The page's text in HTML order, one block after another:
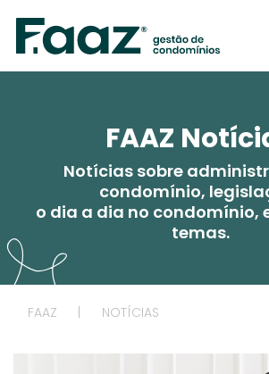
FAAZ
Notícias sobre
condomínio,
o dia a dia no condomínio,
temas.
FAAZ NOTÍCIAS